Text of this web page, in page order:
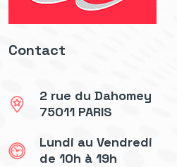
Contact
2 rue du Dahomey
75011 PARIS
Lundi au Vendredi
de 10h à 19h